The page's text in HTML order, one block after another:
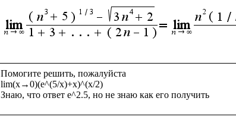
Помогите решить, пожалуйста
lim(x→0)(e^(5/x)+x)^(x/2)